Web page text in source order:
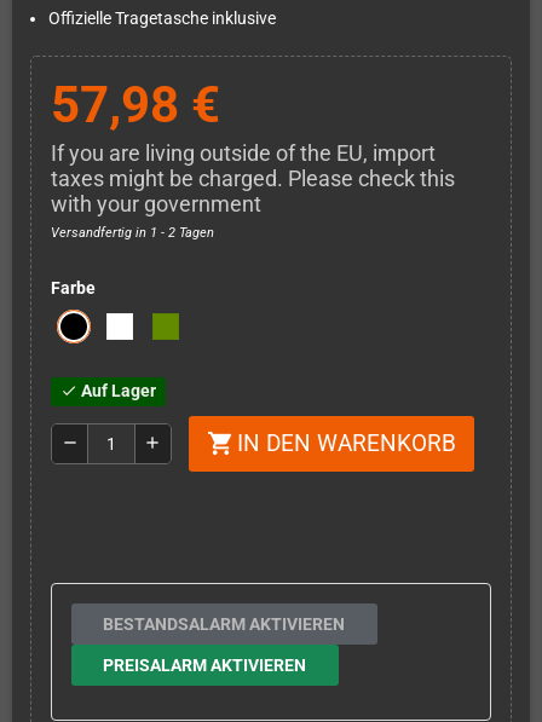
Offizielle Tragetasche inklusive
57,98 €
If you are living outside of the EU, import
taxes might be charged. Please check this
with your government
Versandfertig in 1 - 2 Tagen
Farbe
check Auf Lager
remove add shopping_cart IN DEN WARENKORB
BESTANDSALARM AKTIVIEREN
PREISALARM AKTIVIEREN